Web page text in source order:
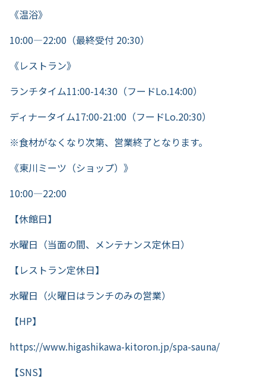
《温浴》
10:00―22:00（最終受付 20:30）
《レストラン》
ランチタイム11:00-14:30（フードLo.14:00）
ディナータイム17:00-21:00（フードLo.20:30）
※食材がなくなり次第、営業終了となります。
《東川ミーツ（ショップ）》
10:00―22:00
【休館日】
水曜日（当面の間、メンテナンス定休日）
【レストラン定休日】
水曜日（火曜日はランチのみの営業）
【HP】
https://www.higashikawa-kitoron.jp/spa-sauna/
【SNS】